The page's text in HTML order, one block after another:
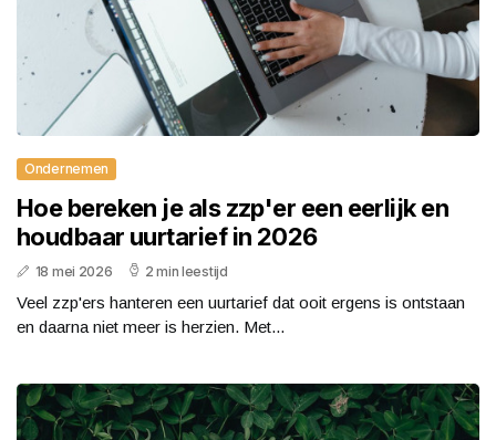
Ondernemen
Hoe bereken je als zzp'er een eerlijk en
houdbaar uurtarief in 2026
18 mei 2026 2 min leestijd
Veel zzp'ers hanteren een uurtarief dat ooit ergens is ontstaan
en daarna niet meer is herzien. Met...